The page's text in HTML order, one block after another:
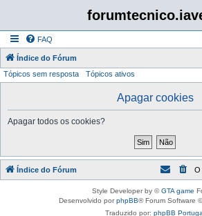
FAQ
Índice do Fórum
Tópicos sem resposta Tópicos ativos
Apagar cookies
Apagar todos os cookies?
Índice do Fórum O
Style Developer by ©GTA game
Desenvolvido porphpBB® Forum Software
Traduzido por: phpBB